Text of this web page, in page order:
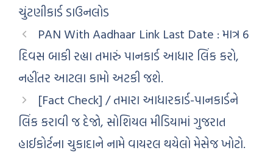
ચુંટણીકાર્ડ ડાઉનલોડ
PAN With Aadhaar Link Last Date : માત્ર 6
દિવસ બાકી રહ્યા તમારું પાનકાર્ડ આધાર લિંક કરો,
નહીંતર આટલા કામો અટકી જશે.
[Fact Check] / તમારા આધારકાર્ડ-પાનકાર્ડને
લિંક કરાવી જ દેજો, સોશિયલ મીડિયામાં ગુજરાત
હાઈકોર્ટના ચુકાદાને નામે વાયરલ થયેલો મેસેજ ખોટો.